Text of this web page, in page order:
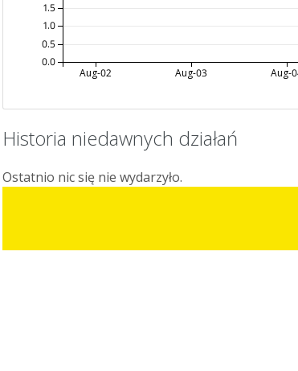
Aug-02 Aug-03 Aug-
0.0
0.5
1.0
1.5
Historia niedawnych działań
Ostatnio nic się nie wydarzyło.